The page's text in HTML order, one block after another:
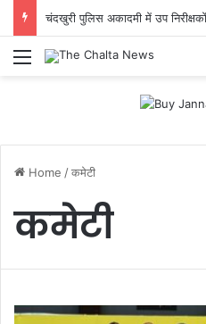
चंदखुरी पुलिस अकादमी में उप
Menu
Home /कमेटी
कमेटी